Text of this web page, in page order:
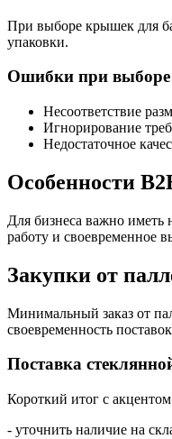
При выборе крышек для
упаковки.
Ошибки при
Несоответствие
Игнорирование
Недостаточное
Особенности
Для бизнеса важно иметь
работу и своевременное
Закупки от
Минимальный заказ от
своевременность
Поставка
Короткий итог с
- уточнить наличие на